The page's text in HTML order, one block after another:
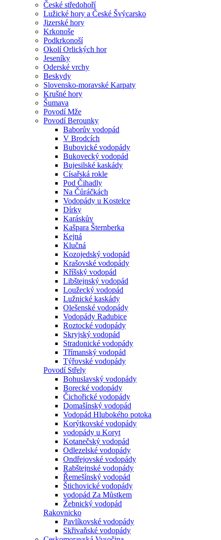
České středohoří
Lužické hory a České Švýcarsko
Jizerské hory
Krkonoše
Podkrkonoší
Okolí Orlických hor
Jeseníky
Oderské vrchy
Beskydy
Slovensko-moravské Karpaty
Krušné hory
Šumava
Povodí Mže
Povodí Berounky
Baborův vodopád
V Brodcích
Bubovické vodopády
Bukovecký vodopád
Bujesilské kaskády
Císařská rokle
Pod Čihadly
Na Čůráčkách
Vodopády u Kostelce
Dírky
Karáskův
Kašpara Šternberka
Kejná
Klučná
Kozojedský vodopád
Krašovské vodopády
Kříšský vodopád
Libštejnský vodopád
Loužecký vodopád
Lužnické kaskády
Olešenské vodopády
Vodopády Radubice
Roztocké vodopády
Skryjský vodopád
Stradonické vodopády
Třímanský vodopád
Týřovské vodopády
Povodí Střely
Bohuslavský vodopády
Borecké vodopády
Čichořické vodopády
Domašínský vodopád
Vodopád Hlubokého potoka
Korýtkovské vodopády
vodopády u Koryt
Kotanečský vodopád
Odlezelské vodopády
Ondřejovské vodopády
Rabštejnské vodopády
Řemešínský vodopád
Štichovické vodopády
vodopád Za Můstkem
Žebnický vodopád
Rakovnicko
Pavlíkovské vodopády
Skřivaňské vodopády